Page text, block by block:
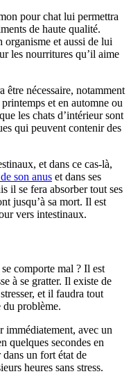
pour chat lui permettra
de haute qualité.
organisme et aussi de lui
les nourritures qu’il aime
être nécessaire, notamment
printemps et en automne ou
les chats d’intérieur sont
qui peuvent contenir des
et dans ce cas-là,
son anus et dans ses
il se fera absorber tout ses
jusqu’à sa mort. Il est
vers intestinaux.
comporte mal ? Il est
à se gratter. Il existe de
et il faudra tout
du problème.
immédiatement, avec un
quelques secondes en
un fort état de
heures sans stress.